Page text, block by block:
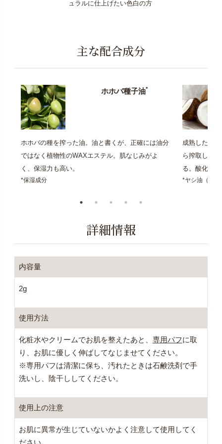
ュラルに仕上げたい色白の方
主な配合成分
ホホバ種子油*
ホホバの種を搾った油。油と書くが、正確には油分
ではなく植物性のWAXエステル。肌なじみがよ
く、保湿力も高い。
*保湿成分
成熟したヤ
ら搾取した
る。酸化し
*ヤシ油（保湿
詳細情報
内容量
2g
使用方法
化粧水やクリームでお肌を整えたあと、 専用パフに取
り、お肌に優しく伸ばしてなじませてください。
※専用パフは清潔に保ち、汚れたときは石鹸洗剤で手
洗いし、陰干ししてください。
使用上の注意
お肌に異常が生じていないかよく注意して使用してく
ださい。